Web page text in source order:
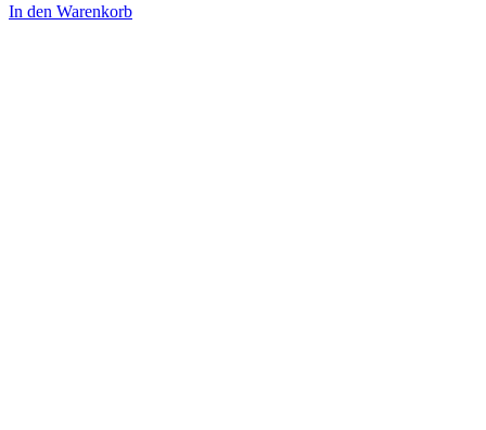
In den Warenkorb